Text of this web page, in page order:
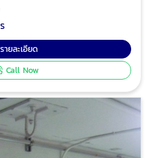
อาคารโรง
รวจสอบอาคาร ตรวจสอบและ
เหตุเพลิงไหม้อาคารและโรงงาน
สือรับรองความปลอดภัย
ได้รับความไว้วางใจจากบริษัท
และโรงงานชั้นนำของไทย
ายละเอียด
Call Now